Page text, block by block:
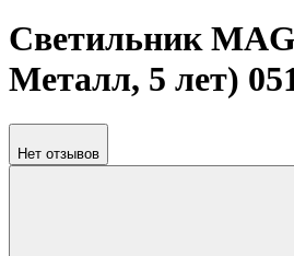
Светильник
Металл, 5 лет)
Нет отзывов